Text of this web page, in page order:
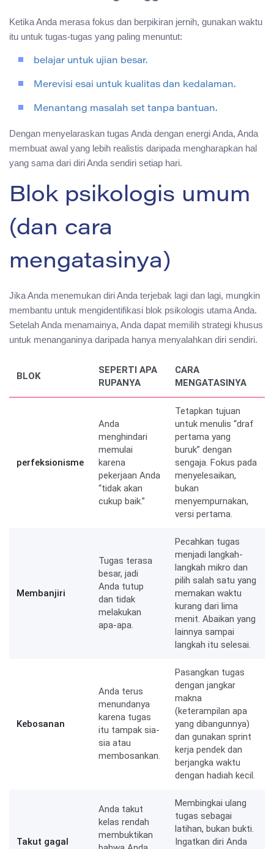
Ketika Anda merasa fokus dan berpikiran jernih, gunakan waktu
itu untuk tugas-tugas yang paling menuntut:
belajar untuk ujian besar.
Merevisi esai untuk kualitas dan kedalaman.
Menantang masalah set tanpa bantuan.
Dengan menyelaraskan tugas Anda dengan energi Anda, Anda
membuat awal yang lebih realistis daripada mengharapkan hal
yang sama dari diri Anda sendiri setiap hari.
Blok psikologis umum
(dan cara
mengatasinya)
Jika Anda menemukan diri Anda terjebak lagi dan lagi, mungkin
membantu untuk mengidentifikasi blok psikologis utama Anda.
Setelah Anda menamainya, Anda dapat memilih strategi khusus
untuk menanganinya daripada hanya menyalahkan diri sendiri.
BLOK
SEPERTI APA
RUPANYA
CARA
MENGATASINYA
perfeksionisme
Anda
menghindari
memulai
karena
pekerjaan Anda
“tidak akan
cukup baik.”
Tetapkan tujuan
untuk menulis “draf
pertama yang
buruk” dengan
sengaja. Fokus pada
menyelesaikan,
bukan
menyempurnakan,
versi pertama.
Membanjiri
Tugas terasa
besar, jadi
Anda tutup
dan tidak
melakukan
apa-apa.
Pecahkan tugas
menjadi langkah-
langkah mikro dan
pilih salah satu yang
memakan waktu
kurang dari lima
menit. Abaikan yang
lainnya sampai
langkah itu selesai.
Kebosanan
Anda terus
menundanya
karena tugas
itu tampak sia-
sia atau
membosankan.
Pasangkan tugas
dengan jangkar
makna
(keterampilan apa
yang dibangunnya)
dan gunakan sprint
kerja pendek dan
berjangka waktu
dengan hadiah kecil.
Takut gagal
Anda takut
kelas rendah
membuktikan
Membingkai ulang
tugas sebagai
latihan, bukan bukti.
Ingatkan diri Anda